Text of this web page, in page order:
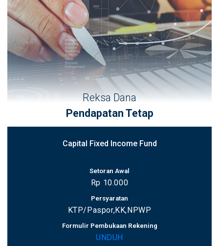
Reksa Dana
Pendapatan Tetap
Capital Fixed Income Fund
Setoran Awal
Rp 10.000
Persyaratan
KTP/Paspor,KK,NPWP
Formulir Pembukaan Rekening
UNDUH